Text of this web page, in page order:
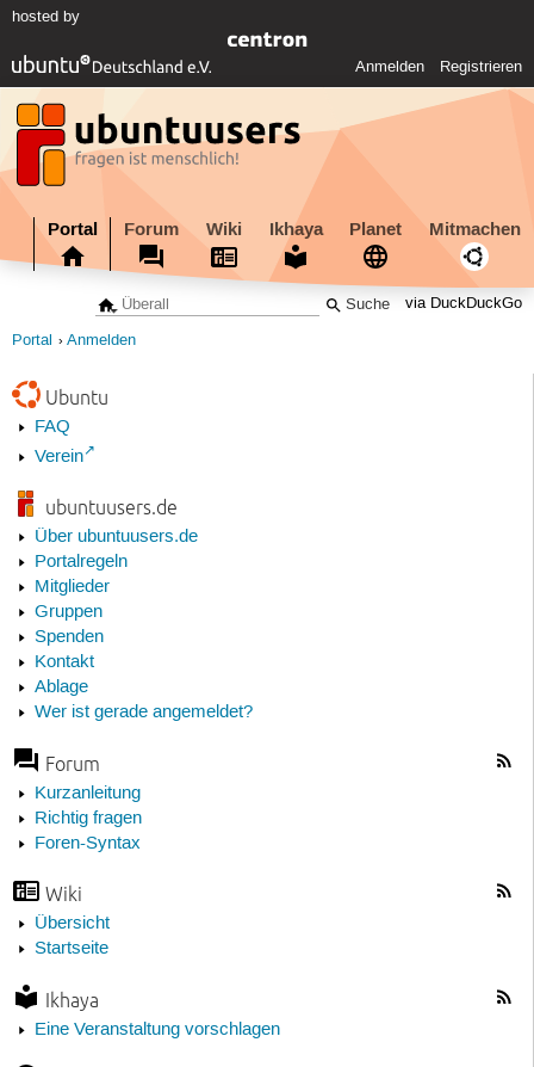
hosted by
Anmelden Registrieren
Portal Forum Wiki Ikhaya Planet Mitmachen
via DuckDuckGo
Portal Anmelden
Ubuntu
FAQ
Verein
ubuntuusers.de
Über ubuntuusers.de
Portalregeln
Mitglieder
Gruppen
Spenden
Kontakt
Ablage
Wer ist gerade angemeldet?
Forum
Kurzanleitung
Richtig fragen
Foren-Syntax
Wiki
Übersicht
Startseite
Ikhaya
Eine Veranstaltung vorschlagen